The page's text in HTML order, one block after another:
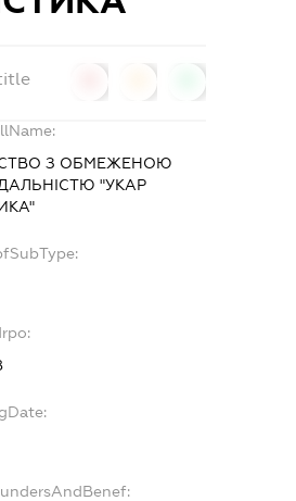
З ОБМЕЖЕНОЮ
"УКАР